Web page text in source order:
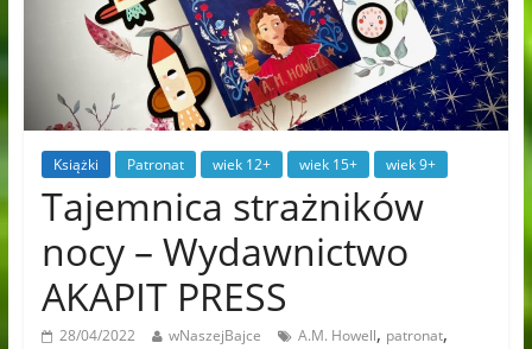
Książki Patronat wiek 12+ wiek 15+ wiek 9+
Tajemnica strażników
nocy – Wydawnictwo
AKAPIT PRESS
28/04/2022 wNaszejBajce A.M. Howell, patronat,